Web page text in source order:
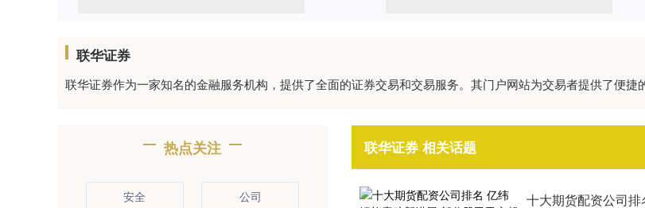
联华证券
联华证券作为一家知名的金融服务机构，提供了全面的证券交易和交易服务。其门户网站为交易者提供了便捷
联华证券 相关话题
十大期货配资公司
热点关注
安全 公司